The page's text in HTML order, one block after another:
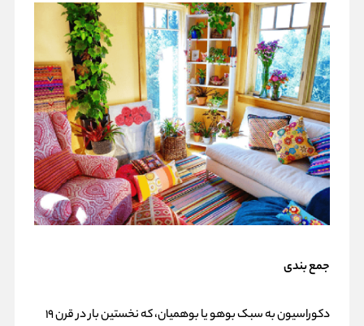
جمع بندی
دکوراسیون به سبک بوهو یا بوهمیان، که نخستین‌ بار در قرن ۱۹